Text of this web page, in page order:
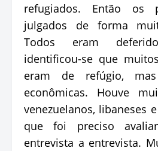
refugiados. Então os
julgados de forma
Todos eram
identificou-se que
eram de refúgio,
econômicas. Houve
venezuelanos, libaneses
que foi preciso
entrevista a entrevista.